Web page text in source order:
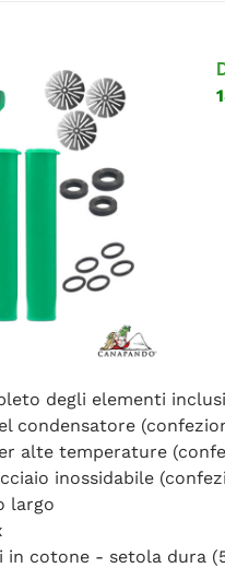
degli elementi
condensatore
alte temperature
inossidabile
largo
in cotone - setola dura